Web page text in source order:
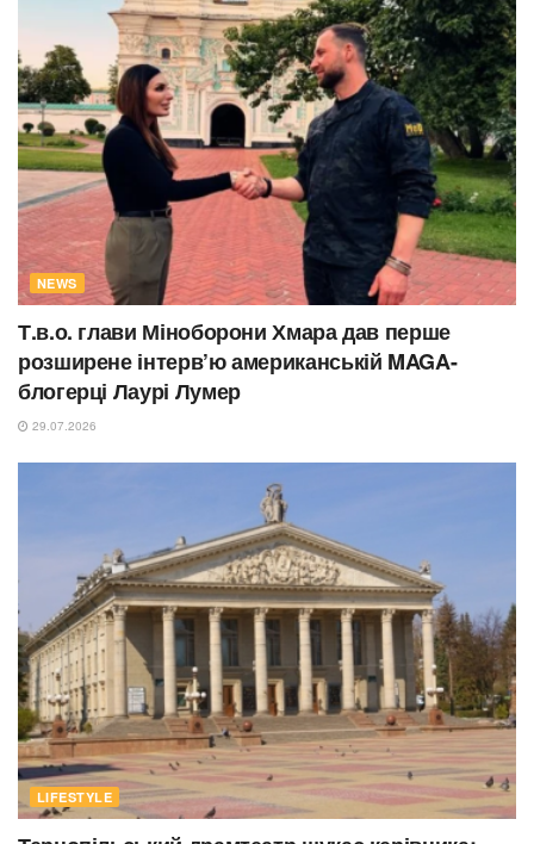
NEWS
Т.в.о. глави Міноборони Хмара дав перше
розширене інтерв’ю американській MAGA-
блогерці Лаурі Лумер
29.07.2026
LIFESTYLE